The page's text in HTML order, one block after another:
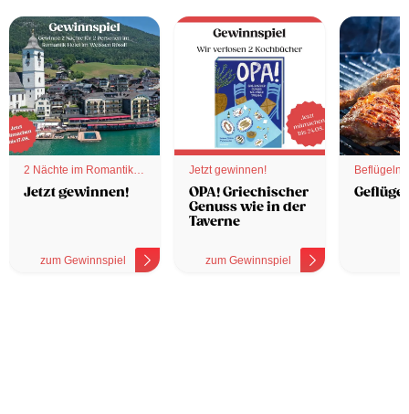
2 Nächte im Romantik
Hotel
Jetzt gewinnen!
zum Gewinnspiel
Jetzt gewinnen!
OPA! Griechischer
Genuss wie in der
Taverne
zum Gewinnspiel